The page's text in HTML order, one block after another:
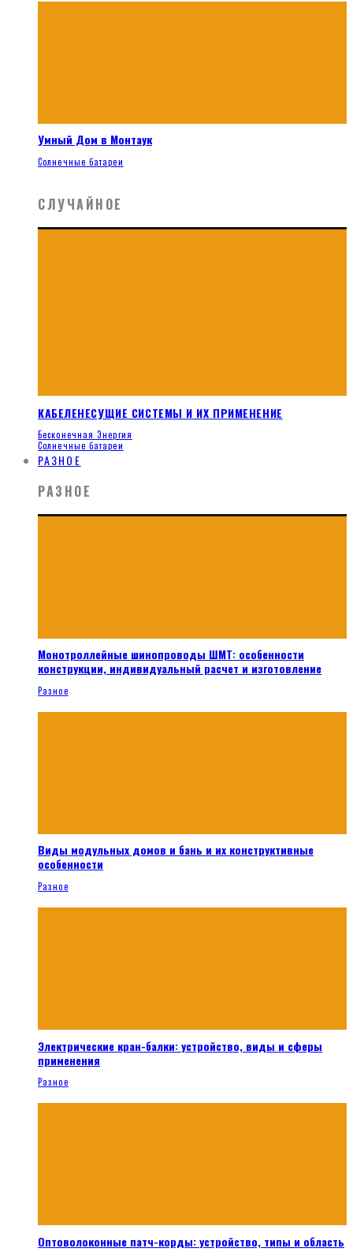
Умный Дом в Монтаук
Солнечные батареи
СЛУЧАЙНОЕ
КАБЕЛЕНЕСУЩИЕ СИСТЕМЫ И ИХ ПРИМЕНЕНИЕ
Бесконечная Энергия
Солнечные батареи
РАЗНОЕ
РАЗНОЕ
Монотроллейные шинопроводы ШМТ: особенности
конструкции, индивидуальный расчет и изготовление
Разное
Виды модульных домов и бань и их конструктивные
особенности
Разное
Электрические кран-балки: устройство, виды и сферы
применения
Разное
Оптоволоконные патч-корды: устройство, типы и область